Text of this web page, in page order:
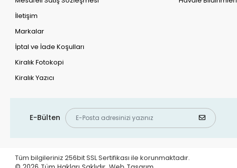
İletişim
Markalar
İptal ve İade Koşulları
Kiralık Fotokopi
Kiralık Yazıcı
E-Bülten
Tüm bilgileriniz 256bit SSL Sertifikası ile korunmaktadır.